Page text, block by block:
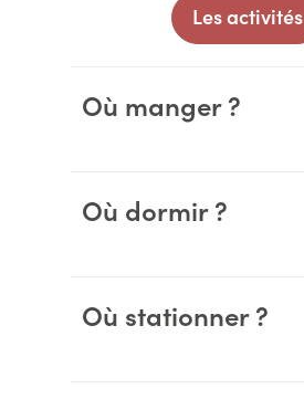
Les activités
Où manger ?
Où dormir ?
Où stationner ?